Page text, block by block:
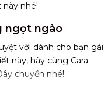
nhé!
ngọt ngào
vời dành cho bạn gái
này, hãy cùng Cara
chuyền nhé!